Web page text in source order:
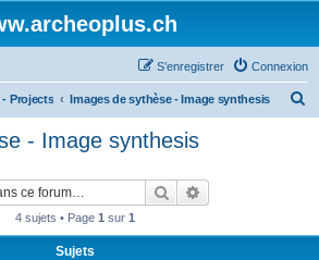
Connexion
S’enregistrer
- Projects Images de sythèse - Image synthesis
- Image synthesis
Rechercher
4 sujets • Page 1 sur 1
Sujets